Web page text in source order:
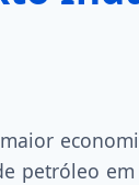
petróleo